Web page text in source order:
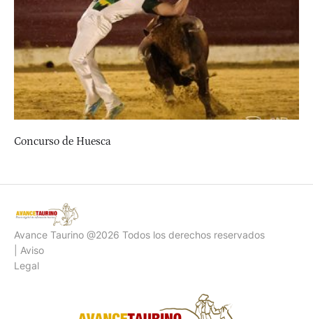
Concurso de Huesca
Avance Taurino @2026 Todos los derechos reservados
| Aviso
Legal